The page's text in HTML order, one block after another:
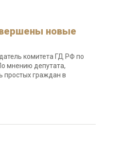
новые
комитета ГД РФ по
мнению депутата,
простых граждан в